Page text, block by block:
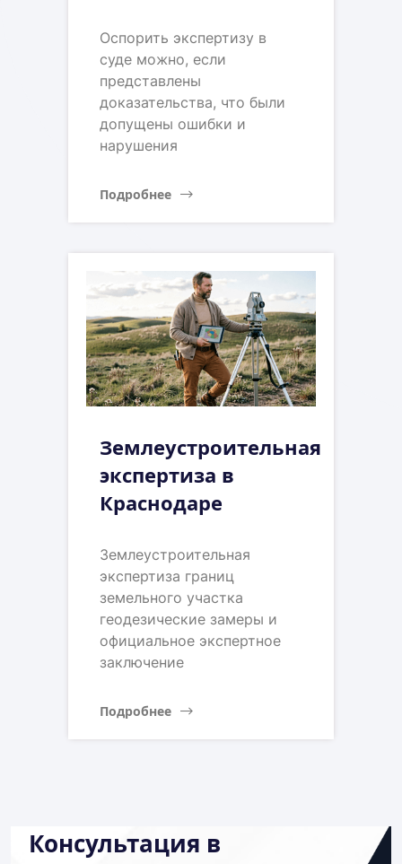
Оспорить экспертизу в
суде можно, если
представлены
доказательства, что были
допущены ошибки и
нарушения
Подробнее
Землеустроительная
экспертиза в
Краснодаре
Землеустроительная
экспертиза границ
земельного участка
геодезические замеры и
официальное экспертное
заключение
Подробнее
Консультация в